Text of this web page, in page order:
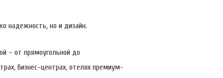
надежность, но и дизайн.
– от прямоугольной до
бизнес-центрах, отелях премиум-